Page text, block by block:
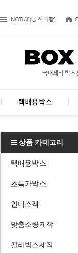
상품 카테고리
택배용박스
초특가박스
인디스팩
맞춤소량제작
칼라박스제작